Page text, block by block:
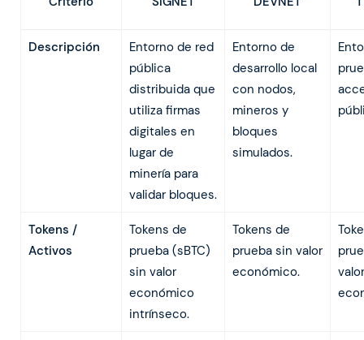
Descripción
Entorno de red
pública
distribuida que
utiliza firmas
digitales en
lugar de
minería para
validar bloques.
Entorno de
desarrollo local
con nodos,
mineros y
bloques
simulados.
Tokens /
Activos
Tokens de
prueba (sBTC)
sin valor
económico
intrínseco.
Tokens de
prueba sin valor
económico.
valor